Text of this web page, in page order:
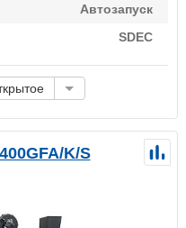
Автозапуск
SDEC
K/S